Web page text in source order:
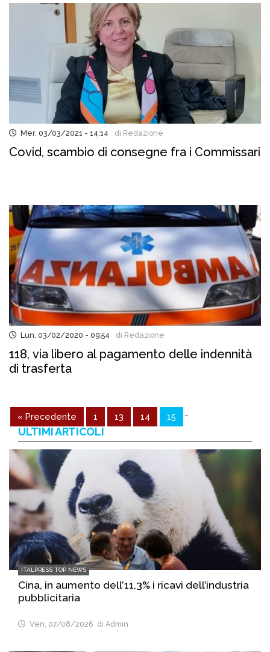
Mer, 03/03/2021 - 14:14 di Redazione
Covid, scambio di consegne fra i Commissari
Lun, 03/02/2020 - 09:54 di Redazione
118, via libero al pagamento delle indennità
di trasferta
« Precedente 1 …
13 14 15
ULTIMI ARTICOLI
ITALPRESS TOP NEWS
Cina, in aumento dell’11,3% i ricavi dell’industria
pubblicitaria
Ven, 07/08/2026 di Admin